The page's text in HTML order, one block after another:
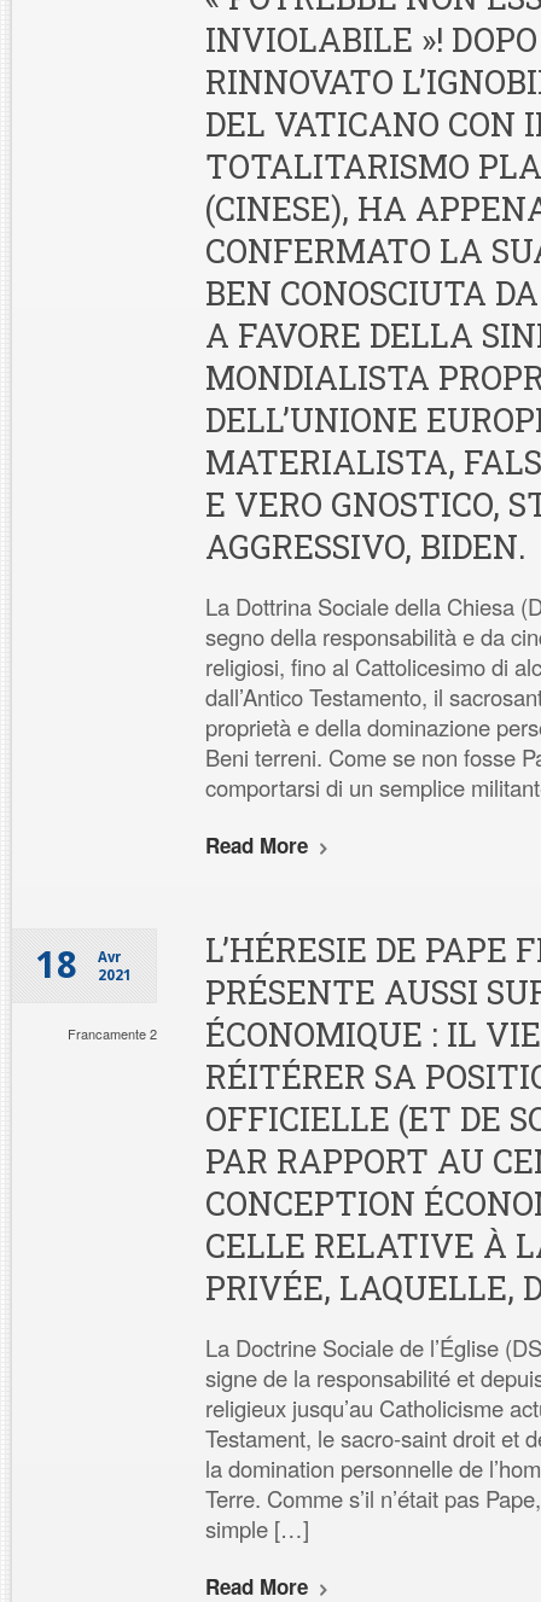
INVIOLABILE »!
RINNOVATO
DEL VATICANO CON
TOTALITARISMO
(CINESE), HA
CONFERMATO LA
BEN CONOSCIUTA
A FAVORE DELLA
MONDIALISTA
DELL’UNIONE
MATERIALISTA,
E VERO GNOSTICO,
AGGRESSIVO, BIDEN.
La Dottrina Sociale della Chiesa
segno della responsabilità e da
religiosi, fino al Cattolicesimo di
dall’Antico Testamento, il
proprietà e della dominazione
Beni terreni. Come se non fosse
comportarsi di un semplice
Read More
18
Avr
2021
Francamente 2
L’HÉRESIE DE PAPE
PRÉSENTE AUSSI
ÉCONOMIQUE : IL
RÉITÉRER SA
OFFICIELLE (ET DE
PAR RAPPORT AU
CONCEPTION
CELLE RELATIVE À
PRIVÉE, LAQUELLE,
La Doctrine Sociale de l’Église
signe de la responsabilité et
religieux jusqu’au Catholicisme
Testament, le sacro-saint droit et
la domination personnelle de
Terre. Comme s’il n’était pas
simple […]
Read More